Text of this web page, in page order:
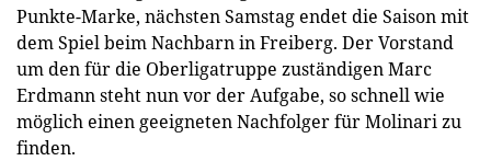
Punkte-Marke, nächsten Samstag endet die Saison mit
dem Spiel beim Nachbarn in Freiberg. Der Vorstand
um den für die Oberligatruppe zuständigen Marc
Erdmann steht nun vor der Aufgabe, so schnell wie
möglich einen geeigneten Nachfolger für Molinari zu
finden.